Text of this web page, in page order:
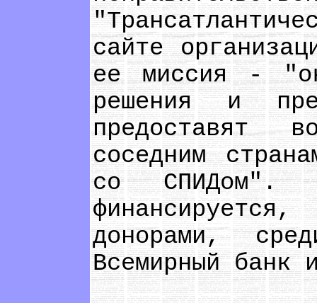
сайте
ее миссия -
решения и
предоставят
соседним
со СПИДом".
донорами,
Всемирный банк